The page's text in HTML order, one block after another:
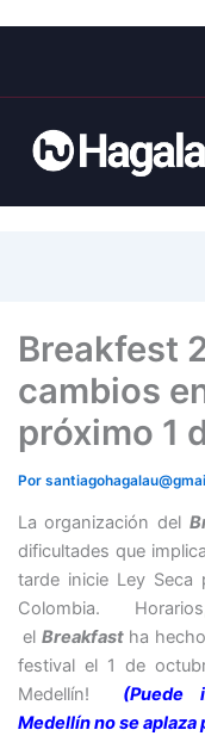
Breakfest
cambios
próximo 1
Por
La organización del
dificultades que
tarde inicie Ley
Colombia.
el Breakfastha
festival el 1 de
Medellín!
(Puede
Medellín no se aplaza